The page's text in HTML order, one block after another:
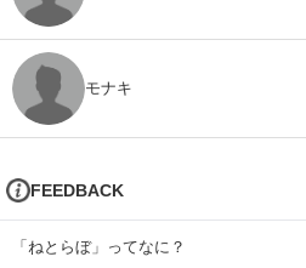
モナキ
FEEDBACK
「ねとらぼ」ってなに？